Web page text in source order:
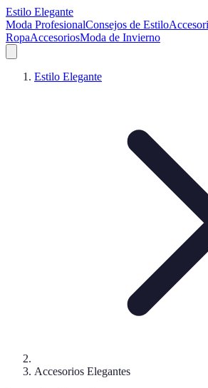
Estilo Elegante
Moda ProfesionalConsejos de Estilo
RopaAccesoriosModa de Invierno
Estilo Elegante
Accesorios Elegantes